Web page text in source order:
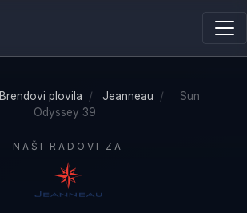
Brendovi plovila / Jeanneau /
Sun
Odyssey 39
NAŠI RADOVI ZA